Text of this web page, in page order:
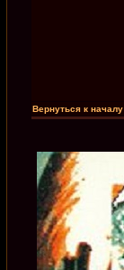
Вернуться к началу